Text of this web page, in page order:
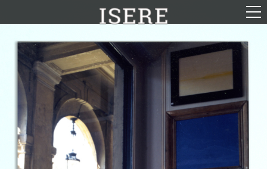
English (US)
Français
Portrait
Parcours
Galerie
Photomontages
Contact